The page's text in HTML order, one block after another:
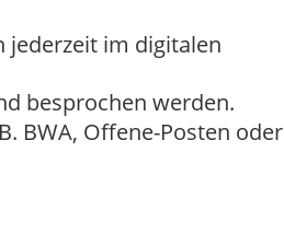
jederzeit im digitalen
besprochen werden.
BWA, Offene-Posten oder